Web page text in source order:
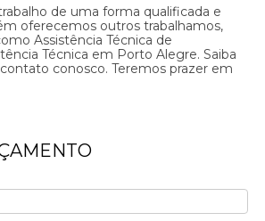
de uma forma qualificada e
oferecemos outros trabalhamos,
Assistência Técnica de
Técnica em Porto Alegre. Saiba
conosco. Teremos prazer em